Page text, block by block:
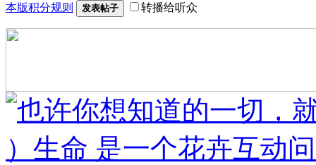
本版积分规则 发表帖子 转播给听众